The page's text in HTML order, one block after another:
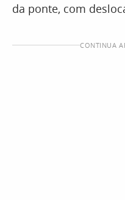
da ponte, com
CONTINUA